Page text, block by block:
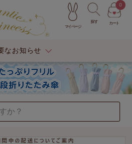
マイページ
探す カート
0
なお知らせ